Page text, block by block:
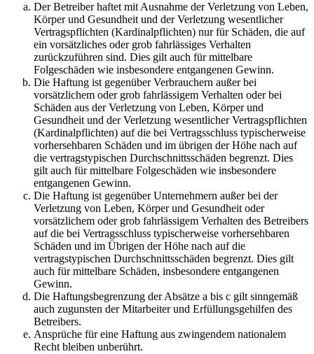
Der Betreiber haftet mit Ausnahme der Verletzung von Leben,
Körper und Gesundheit und der Verletzung wesentlicher
Vertragspflichten (Kardinalpflichten) nur für Schäden, die auf
ein vorsätzliches oder grob fahrlässiges Verhalten
zurückzuführen sind. Dies gilt auch für mittelbare
Folgeschäden wie insbesondere entgangenen Gewinn.
Die Haftung ist gegenüber Verbrauchern außer bei
vorsätzlichem oder grob fahrlässigem Verhalten oder bei
Schäden aus der Verletzung von Leben, Körper und
Gesundheit und der Verletzung wesentlicher Vertragspflichten
(Kardinalpflichten) auf die bei Vertragsschluss typischerweise
vorhersehbaren Schäden und im übrigen der Höhe nach auf
die vertragstypischen Durchschnittsschäden begrenzt. Dies
gilt auch für mittelbare Folgeschäden wie insbesondere
entgangenen Gewinn.
Die Haftung ist gegenüber Unternehmern außer bei der
Verletzung von Leben, Körper und Gesundheit oder
vorsätzlichem oder grob fahrlässigem Verhalten des Betreibers
auf die bei Vertragsschluss typischerweise vorhersehbaren
Schäden und im Übrigen der Höhe nach auf die
vertragstypischen Durchschnittsschäden begrenzt. Dies gilt
auch für mittelbare Schäden, insbesondere entgangenen
Gewinn.
Die Haftungsbegrenzung der Absätze a bis c gilt sinngemäß
auch zugunsten der Mitarbeiter und Erfüllungsgehilfen des
Betreibers.
Ansprüche für eine Haftung aus zwingendem nationalem
Recht bleiben unberührt.